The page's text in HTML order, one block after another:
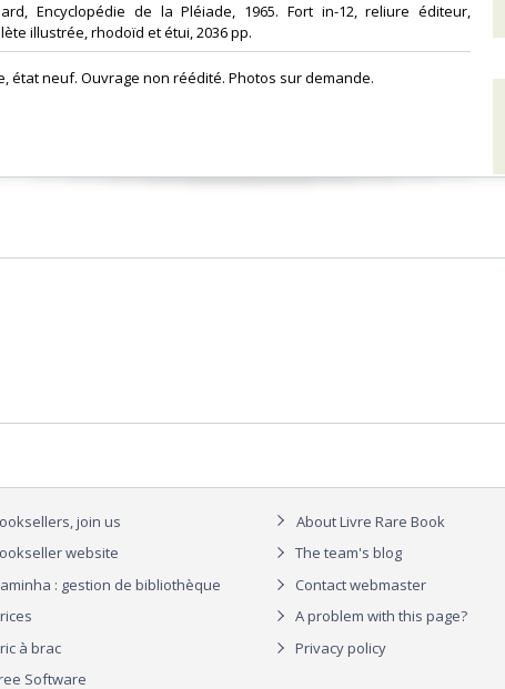
Encyclopédie de la Pléiade, 1965. Fort in-12, reliure éditeur,
illustrée, rhodoïd et étui, 2036 pp.
état neuf. Ouvrage non réédité. Photos sur demande.‎
join us
website
: gestion de bibliothèque
à brac
Software
About Livre Rare Book
The team's blog
Contact webmaster
A problem with this page?
Privacy policy